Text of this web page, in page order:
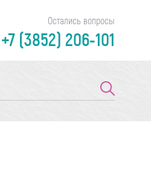
Остались вопросы
+7 (3852) 206-101